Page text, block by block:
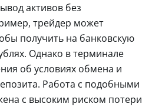
активов без
трейдер может
получить на банковскую
Однако в терминале
об условиях обмена и
Работа с подобными
с высоким риском потери